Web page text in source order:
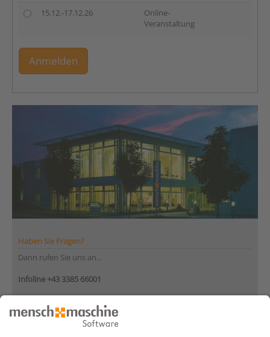
15.12.-17.12.26
Online-
Veranstaltung
Anmelden
Haben Sie Fragen?
Dann rufen Sie uns an...
Infoline +43 3385 66001
von 08:30 bis 12:00 Uhr
und 12:30 bis 17:00 Uhr